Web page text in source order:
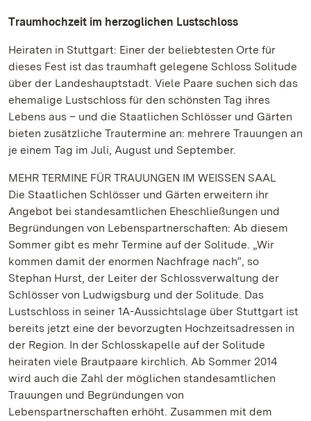
Traumhochzeit im herzoglichen Lustschloss
Heiraten in Stuttgart: Einer der beliebtesten Orte für
dieses Fest ist das traumhaft gelegene Schloss Solitude
über der Landeshauptstadt. Viele Paare suchen sich das
ehemalige Lustschloss für den schönsten Tag ihres
Lebens aus – und die Staatlichen Schlösser und Gärten
bieten zusätzliche Trautermine an: mehrere Trauungen an
je einem Tag im Juli, August und September.
MEHR TERMINE FÜR TRAUUNGEN IM WEISSEN SAAL
Die Staatlichen Schlösser und Gärten erweitern ihr
Angebot bei standesamtlichen Eheschließungen und
Begründungen von Lebenspartnerschaften: Ab diesem
Sommer gibt es mehr Termine auf der Solitude. „Wir
kommen damit der enormen Nachfrage nach“, so
Stephan Hurst, der Leiter der Schlossverwaltung der
Schlösser von Ludwigsburg und der Solitude. Das
Lustschloss in seiner 1A-Aussichtslage über Stuttgart ist
bereits jetzt eine der bevorzugten Hochzeitsadressen in
der Region. In der Schlosskapelle auf der Solitude
heiraten viele Brautpaare kirchlich. Ab Sommer 2014
wird auch die Zahl der möglichen standesamtlichen
Trauungen und Begründungen von
Lebenspartnerschaften erhöht. Zusammen mit dem